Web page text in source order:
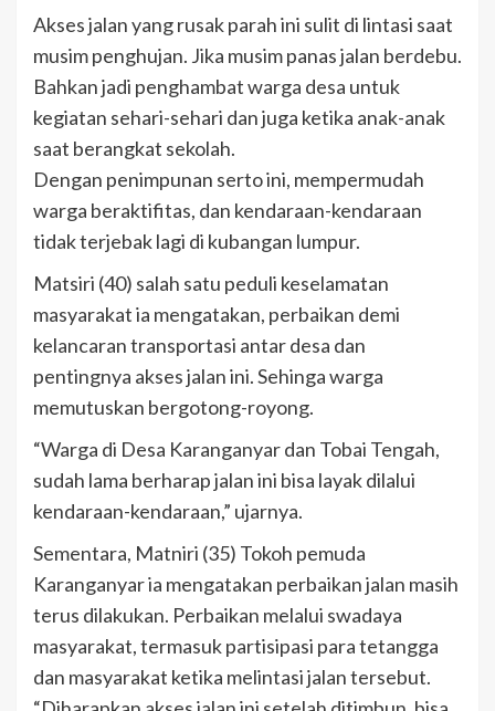
Akses jalan yang rusak parah ini sulit di lintasi saat
musim penghujan. Jika musim panas jalan berdebu.
Bahkan jadi penghambat warga desa untuk
kegiatan sehari-sehari dan juga ketika anak-anak
saat berangkat sekolah.
Dengan penimpunan serto ini, mempermudah
warga beraktifitas, dan kendaraan-kendaraan
tidak terjebak lagi di kubangan lumpur.
Matsiri (40) salah satu peduli keselamatan
masyarakat ia mengatakan, perbaikan demi
kelancaran transportasi antar desa dan
pentingnya akses jalan ini. Sehinga warga
memutuskan bergotong-royong.
“Warga di Desa Karanganyar dan Tobai Tengah,
sudah lama berharap jalan ini bisa layak dilalui
kendaraan-kendaraan,” ujarnya.
Sementara, Matniri (35) Tokoh pemuda
Karanganyar ia mengatakan perbaikan jalan masih
terus dilakukan. Perbaikan melalui swadaya
masyarakat, termasuk partisipasi para tetangga
dan masyarakat ketika melintasi jalan tersebut.